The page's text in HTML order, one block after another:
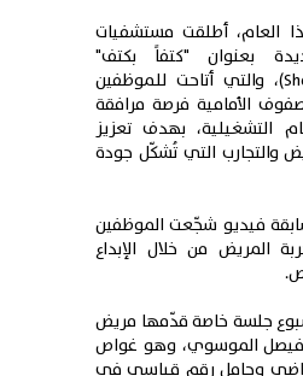
العام، أطلقت مستشفيات
بعنوان "كتفاً بكتف"
(Shoulder-to-Shoulder)، والتي أتاحت للموظفين
الأمامية فرصة مرافقة
التشغيلية، بهدف تعزيز
والتجارب التي تُشكّل جودة
فيديو شجّعت الموظفين
المريض من خلال الإبداع
جلسة خاصة قدّمها مريض
فيصل الموسوي، وهو غواص
وحامل رقم قياسي في